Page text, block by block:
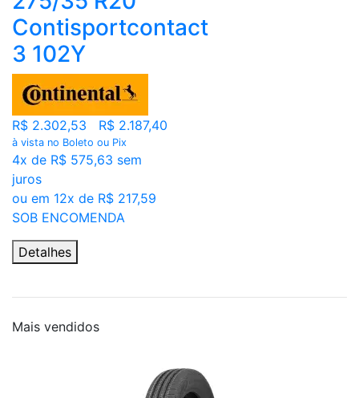
Contisportcontact
3 102Y
R$ 2.302,53 R$ 2.187,40
à vista no Boleto ou Pix
4x de R$ 575,63 sem
juros
ou em 12x de R$ 217,59
SOB ENCOMENDA
Detalhes
Mais vendidos